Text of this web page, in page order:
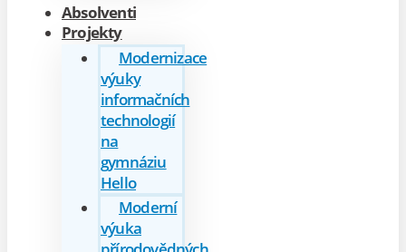
Absolventi
Projekty
Modernizace
výuky
informačních
technologií
na
gymnáziu
Hello
Moderní
výuka